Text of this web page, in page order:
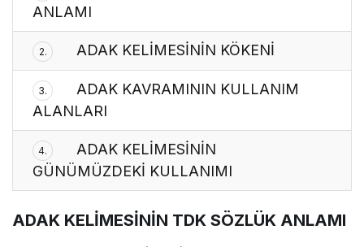
ANLAMI
2. ADAK KELİMESİNİN KÖKENİ
3.
ADAK KAVRAMININ KULLANIM
ALANLARI
4.
ADAK KELİMESİNİN
GÜNÜMÜZDEKİ KULLANIMI
ADAK KELİMESİNİN TDK SÖZLÜK ANLAMI